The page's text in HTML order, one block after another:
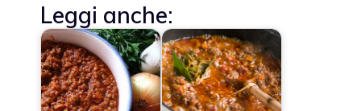
Leggi anche: